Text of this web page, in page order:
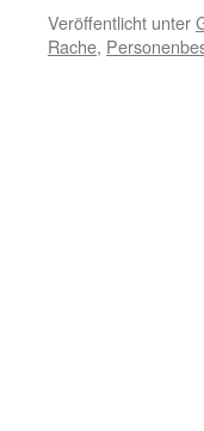
Veröffentlicht unter
Rache,